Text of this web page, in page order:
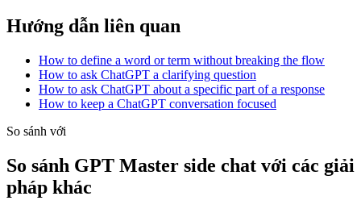
Hướng dẫn liên quan
How to define a word or term without breaking the flow
How to ask ChatGPT a clarifying question
How to ask ChatGPT about a specific part of a response
How to keep a ChatGPT conversation focused
So sánh với
So sánh GPT Master side chat với các giải
pháp khác